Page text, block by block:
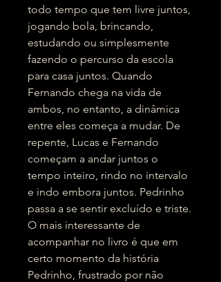
todo tempo que tem livre juntos,
jogando bola, brincando,
estudando ou simplesmente
fazendo o percurso da escola
para casa juntos. Quando
Fernando chega na vida de
ambos, no entanto, a dinâmica
entre eles começa a mudar. De
repente, Lucas e Fernando
começam a andar juntos o
tempo inteiro, rindo no intervalo
e indo embora juntos. Pedrinho
passa a se sentir excluído e triste.
O mais interessante de
acompanhar no livro é que em
certo momento da história
Pedrinho, frustrado por não